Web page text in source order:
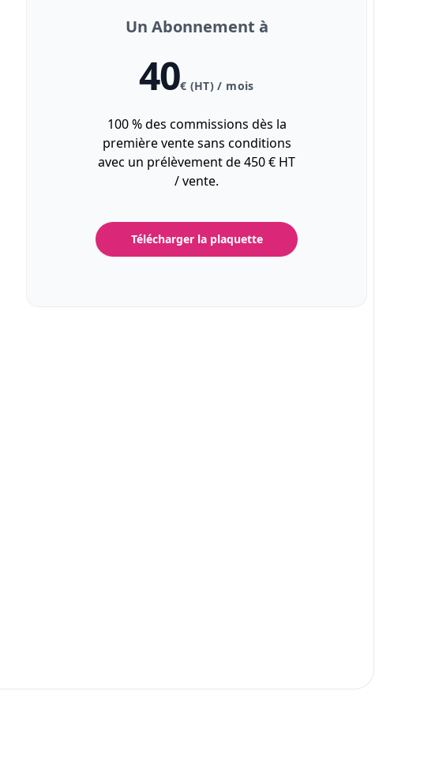
Un Abonnement à
40€ (HT) / mois
100 % des commissions dès la
première vente sans conditions
avec un prélèvement de 450 € HT
/ vente.
Télécharger la plaquette